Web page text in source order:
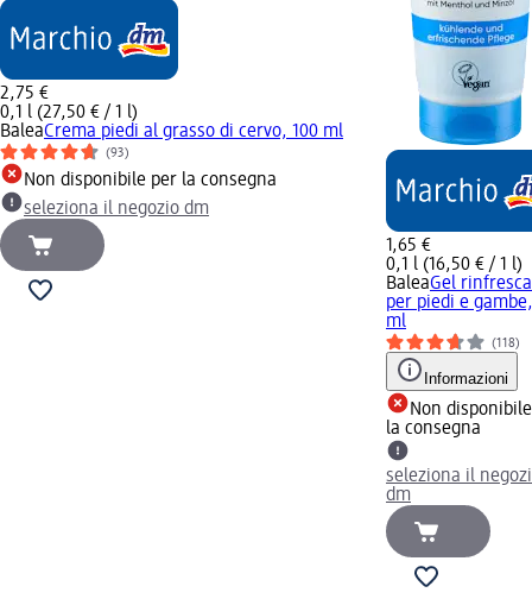
2,75 €
0,1 l (27,50 € / 1 l)
BaleaCrema piedi al grasso di cervo, 100 ml
(93)
Non disponibile per la consegna
seleziona il negozio dm
1,65 €
0,1 l (16,50 € / 1 l)
BaleaGel
per piedi e
ml
(118)
Informazioni
Non
la consegna
seleziona il
dm